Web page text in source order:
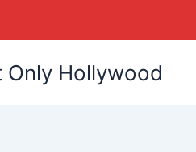
Only Hollywood